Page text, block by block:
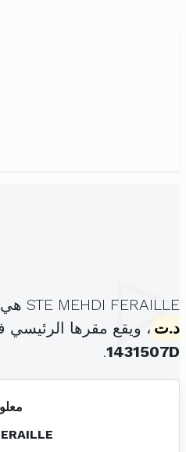
STE MEHDI FERAILLE هي شركة ذات المسؤولية المحدودة، مسجلة تحت الهوية
د.ت ، ويقع مقرها الرئيسي في طريق المهدية
1431507D
.